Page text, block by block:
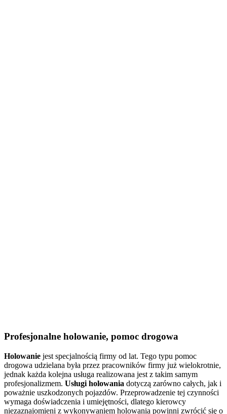
Profesjonalne holowanie, pomoc drogowa
Holowanie jest specjalnością firmy od lat. Tego typu pomoc
drogowa udzielana była przez pracowników firmy już wielokrotnie,
jednak każda kolejna usługa realizowana jest z takim samym
profesjonalizmem. Usługi holowania dotyczą zarówno całych, jak i
poważnie uszkodzonych pojazdów. Przeprowadzenie tej czynności
wymaga doświadczenia i umiejętności, dlatego kierowcy
niezaznajomieni z wykonywaniem holowania powinni zwrócić się o